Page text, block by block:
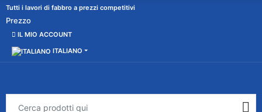
Tutti i lavori di fabbro a prezzi competitivi
Prezzo
IL MIO ACCOUNT
ITALIANO